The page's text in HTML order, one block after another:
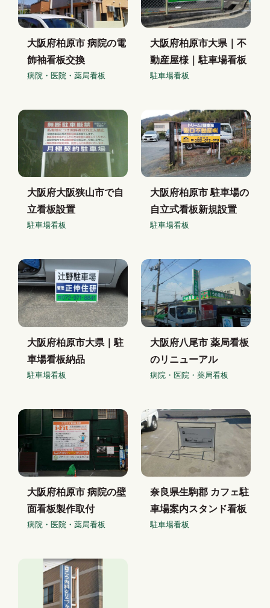
大阪府柏原市 病院の電
飾袖看板交換
病院・医院・薬局看板
大阪府柏原市大県｜不
動産屋様｜駐車場看板
駐車場看板
大阪府大阪狭山市で自
立看板設置
駐車場看板
大阪府柏原市 駐車場の
自立式看板新規設置
駐車場看板
大阪府柏原市大県｜駐
車場看板納品
駐車場看板
大阪府八尾市 薬局看板
のリニューアル
病院・医院・薬局看板
大阪府柏原市 病院の壁
面看板製作取付
病院・医院・薬局看板
奈良県生駒郡 カフェ駐
車場案内スタンド看板
駐車場看板